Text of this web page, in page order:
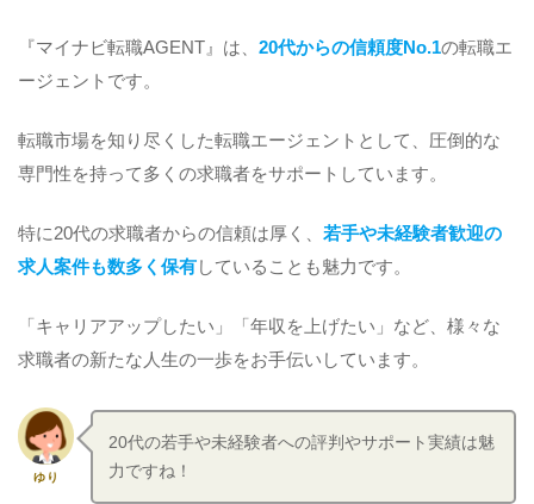
『マイナビ転職AGENT』は、 20代からの信頼度No.1の転職エ
ージェントです。
転職市場を知り尽くした転職エージェントとして、圧倒的な
専門性を持って多くの求職者をサポートしています。
特に20代の求職者からの信頼は厚く、 若手や未経験者歓迎の
求人案件も数多く保有していることも魅力です。
「キャリアアップしたい」「年収を上げたい」など、様々な
求職者の新たな人生の一歩をお手伝いしています。
ゆり
20代の若手や未経験者への評判やサポート実績は魅
力ですね！